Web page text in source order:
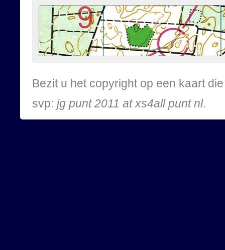
Bezit u het copyright op een kaart
svp: jg punt 2011 at xs4all punt nl.